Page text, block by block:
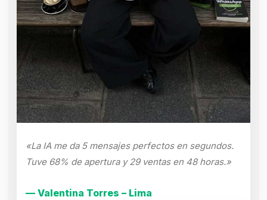
«La IA me da 5 mensajes perfectos en segundos.
Tuve 68% de apertura y 29 ventas en 48 horas.»
— Valentina Torres – Lima